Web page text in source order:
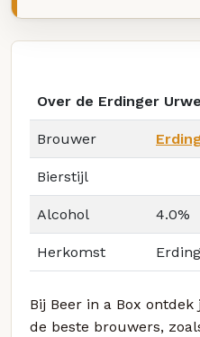
Over de Erdinger
Brouwer
Bierstijl
Alcohol 4.0%
Herkomst Erding
Bij Beer in a Box
de beste brouwers,